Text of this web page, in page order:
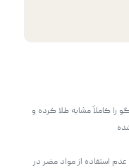
۱- آبکاری با استفاده از شمش طلای ۲۴ عیار که النگو را کاملاً مشابه طلا کرده و